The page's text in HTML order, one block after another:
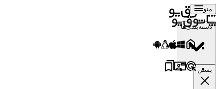
منو
دسته‌بندی‌ها
بستن